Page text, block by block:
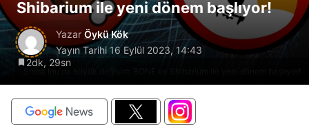
Shiba Inu'da büyük değişim: BONE ve Shibarium ile yeni dönem başlıyor!
Shibarium ile yeni dönem başlıyor!
Yazar Öykü Kök
Yayın Tarihi 16 Eylül 2023, 14:43
2dk, 29sn